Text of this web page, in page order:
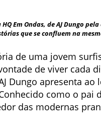
Em Ondas, de AJ Dungo
que se confluem na
de uma jovem
de viver cada
Dungo apresenta
como o pai
das modernas